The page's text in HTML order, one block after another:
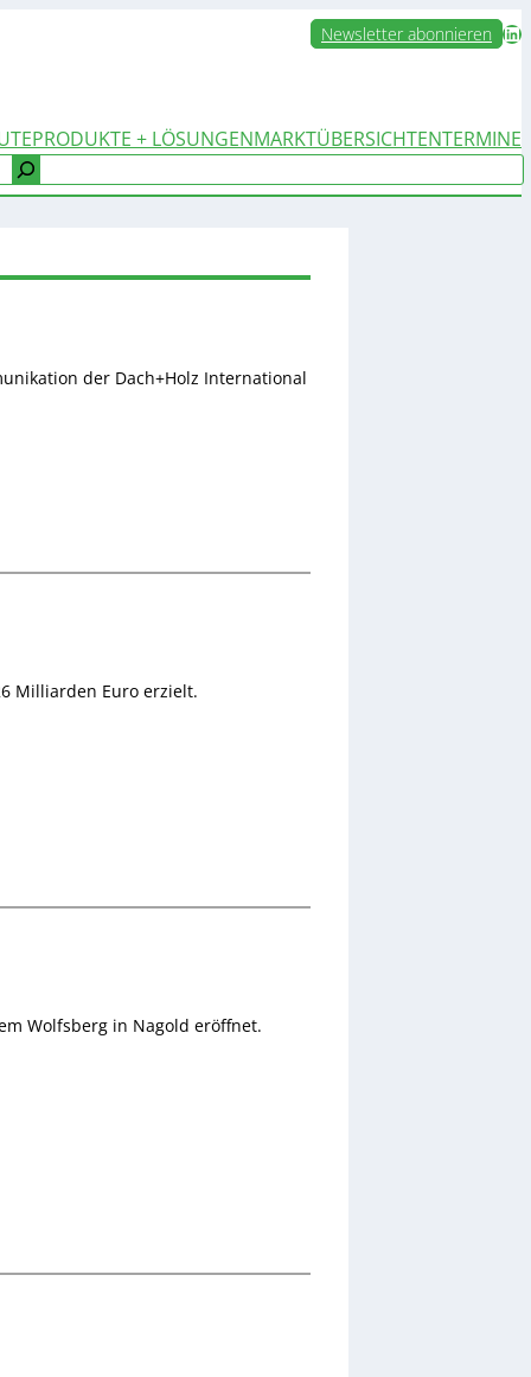
Newsletter abonnieren LinkedIn
PRODUKTE + LÖSUNGENMARKTÜBERSICHTENTERMINE
der Dach+Holz International
Milliarden Euro erzielt.
Wolfsberg in Nagold eröffnet.